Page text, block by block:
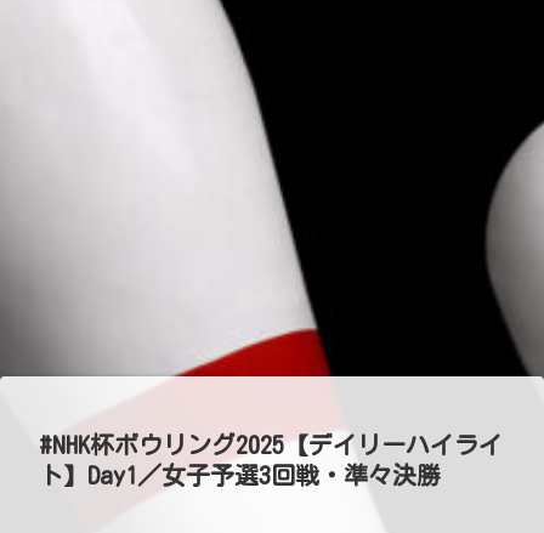
#NHK杯ボウリング2025【デイリーハイライ
ト】Day1／女子予選3回戦・準々決勝